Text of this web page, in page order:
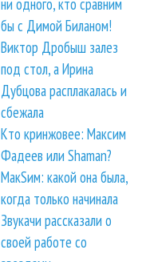
ни одного, кто сравним
бы с Димой Биланом!
Виктор Дробыш залез
под стол, а Ирина
Дубцова расплакалась и
сбежала
Кто кринжовее: Максим
Фадеев или Shaman?
МакSим: какой она была,
когда только начинала
Звукачи рассказали о
своей работе со